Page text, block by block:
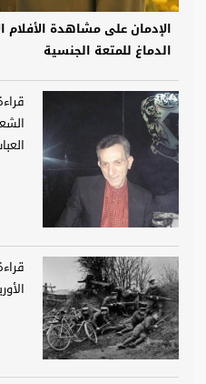
الإدمان على مشاهدة الأفلام
الدماغ للمتعة الجنسية